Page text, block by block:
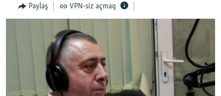
MULTIMEDIA
FOTOQALEREYA
İNFOQRAFIKA
KARIKATURA
AZƏRBAYCAN ƏDƏBIYYATI KITABXANASI
İSLAM VƏ DEMOKRATIYA
İZ - MƏDƏNIYYƏT PROQRAMI
HAQQIMIZDA
MISSIYAMIZ
PEŞƏ ETIKASI VƏ JURNALISTIKA STANDARTLARIMIZ
MATERIALLARIMIZDAN ISTIFADƏ
Paylaş VPN-siz açmaq